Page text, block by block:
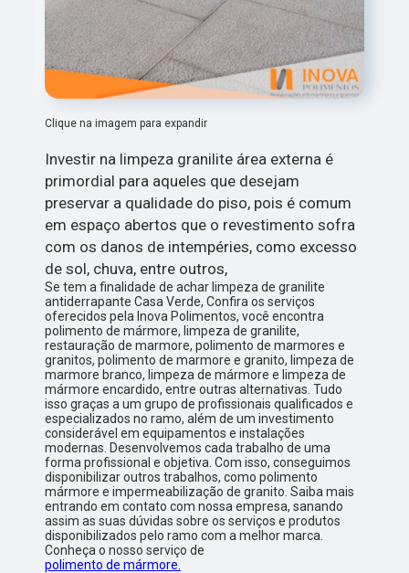
Clique na imagem para expandir
Investir na limpeza granilite área externa é
primordial para aqueles que desejam
preservar a qualidade do piso, pois é comum
em espaço abertos que o revestimento sofra
com os danos de intempéries, como excesso
de sol, chuva, entre outros,
Se tem a finalidade de achar limpeza de granilite
antiderrapante Casa Verde, Confira os serviços
oferecidos pela Inova Polimentos, você encontra
polimento de mármore, limpeza de granilite,
restauração de marmore, polimento de marmores e
granitos, polimento de marmore e granito, limpeza de
marmore branco, limpeza de mármore e limpeza de
mármore encardido, entre outras alternativas. Tudo
isso graças a um grupo de profissionais qualificados e
especializados no ramo, além de um investimento
considerável em equipamentos e instalações
modernas. Desenvolvemos cada trabalho de uma
forma profissional e objetiva. Com isso, conseguimos
disponibilizar outros trabalhos, como polimento
mármore e impermeabilização de granito. Saiba mais
entrando em contato com nossa empresa, sanando
assim as suas dúvidas sobre os serviços e produtos
disponibilizados pelo ramo com a melhor marca.
Conheça o nosso serviço de
polimento de mármore.